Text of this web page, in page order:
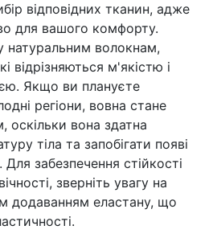
відповідних тканин, адже
для вашого комфорту.
натуральним волокнам,
відрізняються м'якістю і
Якщо ви плануєте
регіони, вовна стане
оскільки вона здатна
тіла та запобігати появі
забезпечення стійкості
зверніть увагу на
додаванням еластану, що